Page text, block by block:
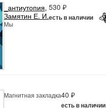
_антиутопия,
Замятин Е. И.
Мы
530 ₽
есть в наличии
Магнитная закладка40 ₽
есть в наличии